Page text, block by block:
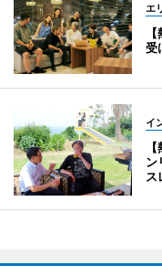
エ
受
イ
ン
ス